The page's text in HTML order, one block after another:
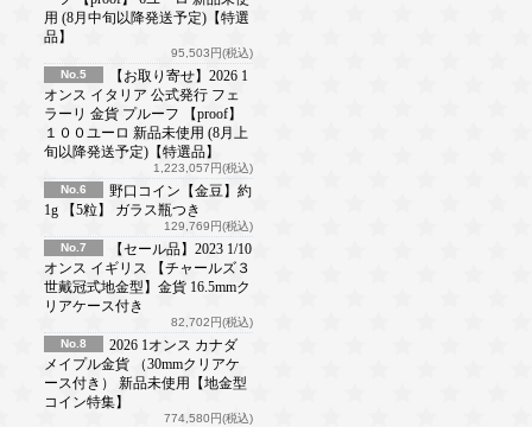
用 (8月中旬以降発送予定)【特選
品】
95,503円(税込)
No.5
【お取り寄せ】2026 1
オンス イタリア 公式発行 フェ
ラーリ 金貨 プルーフ 【proof】
１００ユーロ 新品未使用 (8月上
旬以降発送予定)【特選品】
1,223,057円(税込)
No.6
野口コイン【金豆】約
1g 【5粒】 ガラス瓶つき
129,769円(税込)
No.7
【セール品】2023 1/10
オンス イギリス 【チャールズ３
世戴冠式地金型】金貨 16.5mmク
リアケース付き
82,702円(税込)
No.8
2026 1オンス カナダ
メイプル金貨 （30mmクリアケ
ース付き） 新品未使用【地金型
コイン特集】
774,580円(税込)